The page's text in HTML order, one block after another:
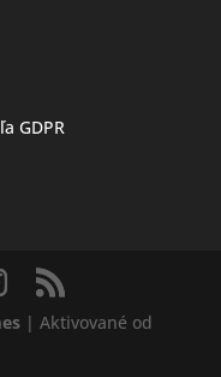
GDPR
| Aktivované od